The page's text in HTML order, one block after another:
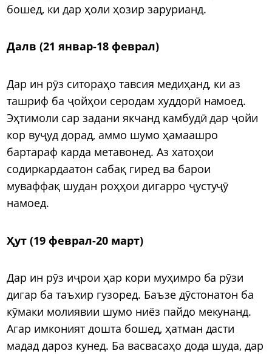
бошед, ки дар ҳоли ҳозир зарурианд.
Далв (21 январ-18 феврал)
Дар ин рӯз ситораҳо тавсия медиҳанд, ки аз
ташриф ба ҷойҳои серодам худдорӣ намоед.
Эҳтимоли сар задани якчанд камбудӣ дар ҷойи
кор вуҷуд дорад, аммо шумо ҳамаашро
бартараф карда метавонед. Аз хатоҳои
содиркардаатон сабақ гиред ва барои
муваффақ шудан роҳҳои дигарро ҷустуҷӯ
намоед.
Ҳут (19 феврал-20 март)
Дар ин рӯз иҷрои ҳар кори муҳимро ба рӯзи
дигар ба таъхир гузоред. Баъзе дӯстонатон ба
кӯмаки молиявии шумо ниёз пайдо мекунанд.
Агар имконият дошта бошед, ҳатман дасти
мадад дароз кунед. Ба васвасаҳо дода шуда, дар